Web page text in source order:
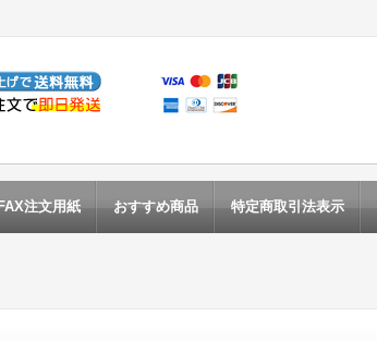
FAX注文用紙 おすすめ商品 特定商取引法表示